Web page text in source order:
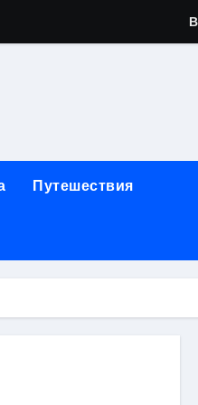
и оценка
Путешествия